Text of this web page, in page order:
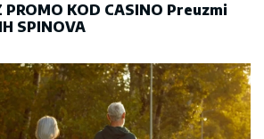
PROMO KOD CASINO Preuzmi
SPINOVA